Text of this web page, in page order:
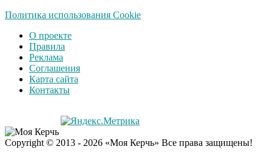
Политика использования Cookie
О проекте
Правила
Реклама
Соглашения
Карта сайта
Контакты
Copyright © 2013 - 2026 «Моя Керчь» Все права защищены!